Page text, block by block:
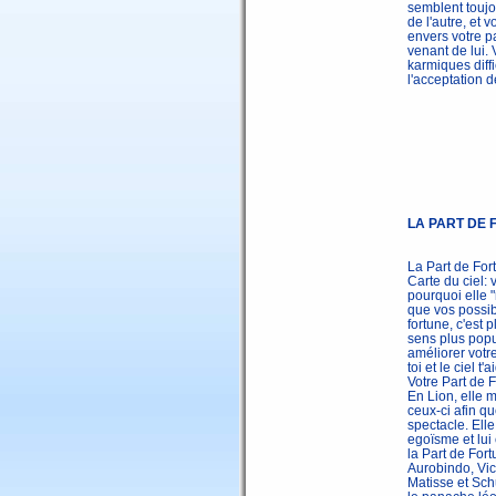
semblent
de l'autre, et
envers votre
venant de lui.
karmiques
l'acceptation
LA PART DE
La Part de
Carte du ciel:
pourquoi elle
que vos
fortune, c'est
sens plus
améliorer
toi et le ciel
Votre Part de
En Lion, elle
ceux-ci afin
spectacle.
egoïsme et lui
la Part de
Aurobindo,
Matisse et